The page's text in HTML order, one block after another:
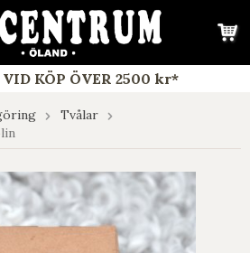
KÖP ÖVER 2500 kr*
Tvålar